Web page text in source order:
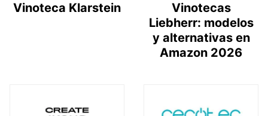
Vinoteca Klarstein
Vinotecas
Liebherr: modelos
y alternativas en
Amazon 2026